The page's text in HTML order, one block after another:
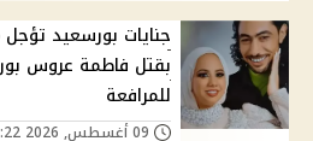
جنايات بورسعيد
للمرافعة